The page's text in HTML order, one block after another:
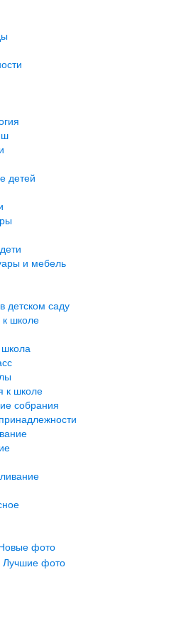
детей
и мебель
детском саду
к школе
к школе
собрания
фото
Лучшие фото